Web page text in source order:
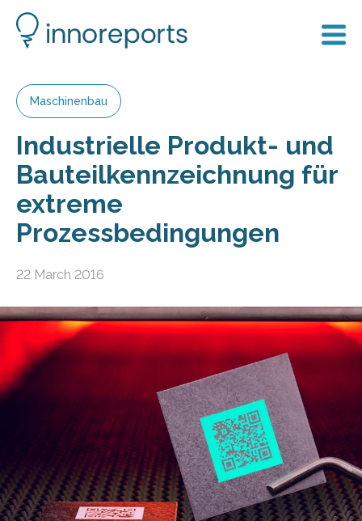
Maschinenbau
Industrielle Produkt- und
Bauteilkennzeichnung für
extreme
Prozessbedingungen
22 March 2016